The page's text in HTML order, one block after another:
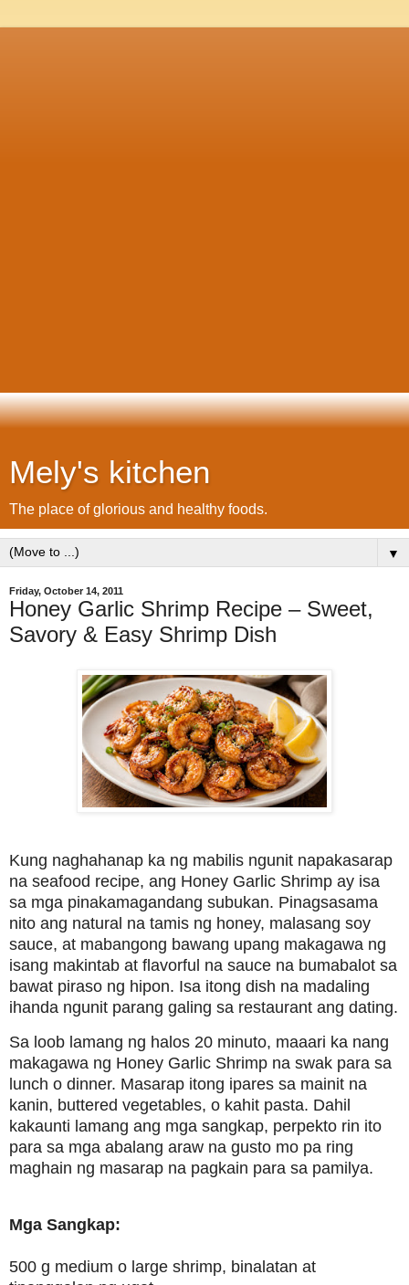
Mely's kitchen
The place of glorious and healthy foods.
▼
Friday, October 14, 2011
Honey Garlic Shrimp Recipe – Sweet,
Savory & Easy Shrimp Dish
Kung naghahanap ka ng mabilis ngunit napakasarap
na seafood recipe, ang Honey Garlic Shrimp ay isa
sa mga pinakamagandang subukan. Pinagsasama
nito ang natural na tamis ng honey, malasang soy
sauce, at mabangong bawang upang makagawa ng
isang makintab at flavorful na sauce na bumabalot sa
bawat piraso ng hipon. Isa itong dish na madaling
ihanda ngunit parang galing sa restaurant ang dating.
Sa loob lamang ng halos 20 minuto, maaari ka nang
makagawa ng Honey Garlic Shrimp na swak para sa
lunch o dinner. Masarap itong ipares sa mainit na
kanin, buttered vegetables, o kahit pasta. Dahil
kakaunti lamang ang mga sangkap, perpekto rin ito
para sa mga abalang araw na gusto mo pa ring
maghain ng masarap na pagkain para sa pamilya.
Mga Sangkap:
500 g medium o large shrimp, binalatan at